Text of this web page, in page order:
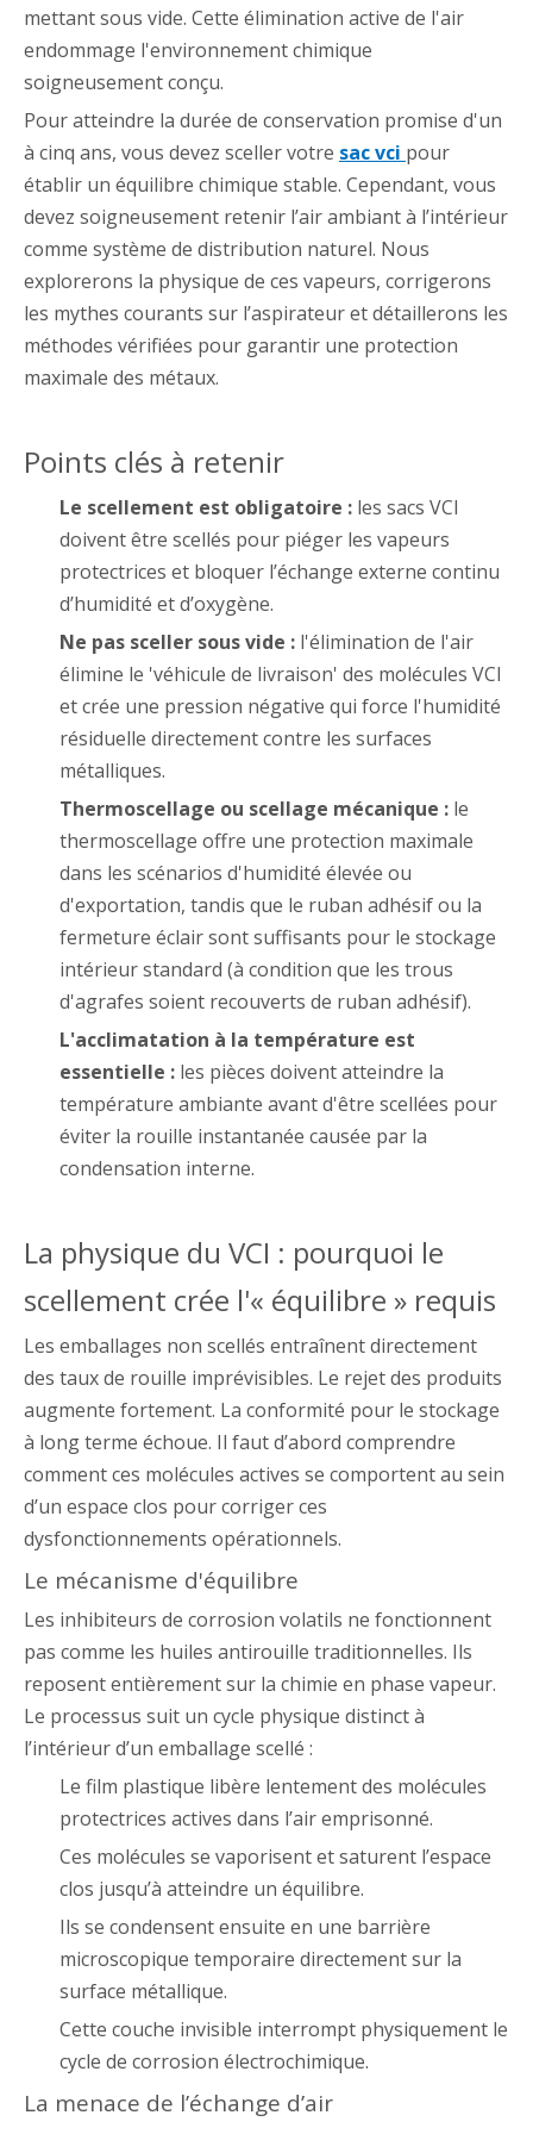
mettant sous vide. Cette élimination active de l'air
endommage l'environnement chimique
soigneusement conçu.
Pour atteindre la durée de conservation promise d'un
à cinq ans, vous devez sceller votre sac vci pour
établir un équilibre chimique stable. Cependant, vous
devez soigneusement retenir l’air ambiant à l’intérieur
comme système de distribution naturel. Nous
explorerons la physique de ces vapeurs, corrigerons
les mythes courants sur l’aspirateur et détaillerons les
méthodes vérifiées pour garantir une protection
maximale des métaux.
Points clés à retenir
Le scellement est obligatoire : les sacs VCI
doivent être scellés pour piéger les vapeurs
protectrices et bloquer l’échange externe continu
d’humidité et d’oxygène.
Ne pas sceller sous vide : l'élimination de l'air
élimine le 'véhicule de livraison' des molécules VCI
et crée une pression négative qui force l'humidité
résiduelle directement contre les surfaces
métalliques.
Thermoscellage ou scellage mécanique : le
thermoscellage offre une protection maximale
dans les scénarios d'humidité élevée ou
d'exportation, tandis que le ruban adhésif ou la
fermeture éclair sont suffisants pour le stockage
intérieur standard (à condition que les trous
d'agrafes soient recouverts de ruban adhésif).
L'acclimatation à la température est
essentielle : les pièces doivent atteindre la
température ambiante avant d'être scellées pour
éviter la rouille instantanée causée par la
condensation interne.
La physique du VCI : pourquoi le
scellement crée l'« équilibre » requis
Les emballages non scellés entraînent directement
des taux de rouille imprévisibles. Le rejet des produits
augmente fortement. La conformité pour le stockage
à long terme échoue. Il faut d’abord comprendre
comment ces molécules actives se comportent au sein
d’un espace clos pour corriger ces
dysfonctionnements opérationnels.
Le mécanisme d'équilibre
Les inhibiteurs de corrosion volatils ne fonctionnent
pas comme les huiles antirouille traditionnelles. Ils
reposent entièrement sur la chimie en phase vapeur.
Le processus suit un cycle physique distinct à
l’intérieur d’un emballage scellé :
Le film plastique libère lentement des molécules
protectrices actives dans l’air emprisonné.
Ces molécules se vaporisent et saturent l’espace
clos jusqu’à atteindre un équilibre.
Ils se condensent ensuite en une barrière
microscopique temporaire directement sur la
surface métallique.
Cette couche invisible interrompt physiquement le
cycle de corrosion électrochimique.
La menace de l’échange d’air